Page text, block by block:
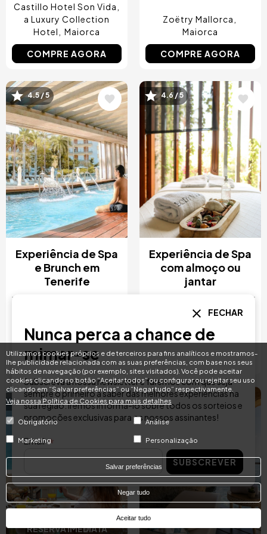
Utilizamos cookies próprios e de terceiros para fins analíticos e mostramos-
lhe publicidade relacionada com as suas preferências, com base nos seus
hábitos de navegação (por exemplo, sites visitados). Você pode aceitar
cookies clicando no botão “Aceitar todos” ou configurar ou rejeitar seu uso
clicando em “Salvar preferências” ou “Negar tudo” respectivamente.
Veja nossa Política de Cookies para mais detalhes
Obrigatório Análise
Marketing Personalização
Salvar preferências
Negar tudo
Aceitar tudo
Castillo Hotel Son Vida,
a Luxury Collection
Hotel
Maiorca
COMPRE AGORA
Zoëtry Mallorca
Maiorca
COMPRE AGORA
Imagem
4.5 / 5
Experiência de Spa
e Brunch em
Tenerife
Grand Mencey
Tenerife
COMPRE AGORA
Imagem
4.6 / 5
Experiência de Spa
com almoço ou
jantar
a partir de
102 €
Maiorca
COMPRE AGORA
RESERVA IMEDIATA
Imagem
4.4 / 5 Imagem
4.4 / 5
FECHAR
Nunca perca a chance de
mimar-se
Subscreva a nossa newsletter e faremos com que seja
sempre o primeiro a saber das melhores experiências na
sua região. Iremos informá-lo sobre todos os sorteios e
promoções exclusivas para os nossos assinantes!
Email
SUBSCREVER